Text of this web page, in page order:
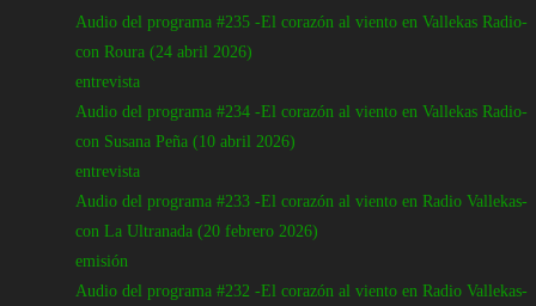
Audio del programa #235 -El corazón al viento en Vallekas Radio-
con Roura (24 abril 2026)
entrevista
Audio del programa #234 -El corazón al viento en Vallekas Radio-
con Susana Peña (10 abril 2026)
entrevista
Audio del programa #233 -El corazón al viento en Radio Vallekas-
con La Ultranada (20 febrero 2026)
emisión
Audio del programa #232 -El corazón al viento en Radio Vallekas-
2023)
Gonzalo Benito
marzo 15, 2023